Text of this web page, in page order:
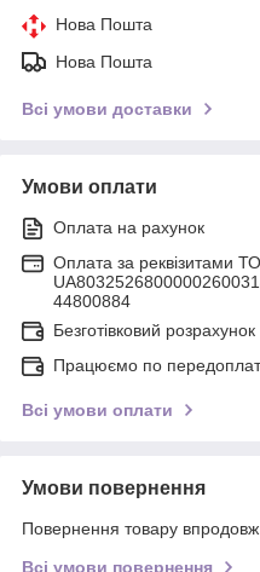
Нова Пошта
Нова Пошта
Всі умови доставки
Умови оплати
Оплата на рахунок
Оплата за реквізитами
44800884
Безготівковий розрахунок
Працюємо по
Всі умови оплати
Умови повернення
Повернення товару
Всі умови повернення